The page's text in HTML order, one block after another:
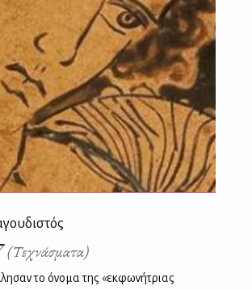
(Τεχνάσματα)
το όνομα της «εκφωνήτριας